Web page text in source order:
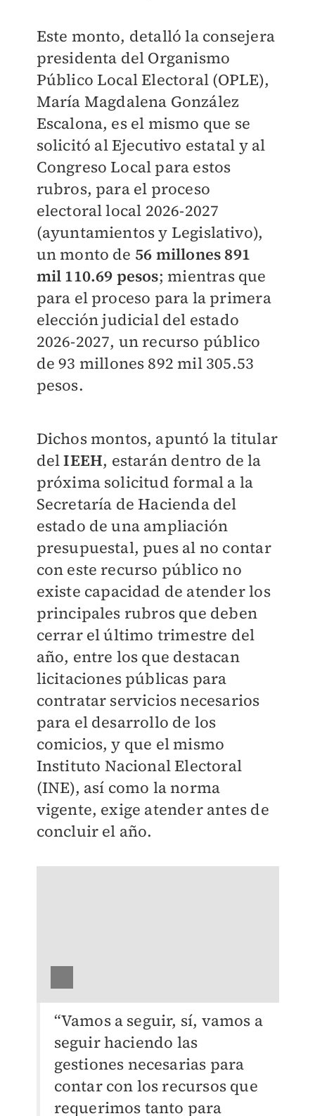
Este monto, detalló la consejera
presidenta del Organismo
Público Local Electoral (OPLE),
María Magdalena González
Escalona, es el mismo que se
solicitó al Ejecutivo estatal y al
Congreso Local para estos
rubros, para el proceso
electoral local 2026-2027
(ayuntamientos y Legislativo),
un monto de 56 millones 891
mil 110.69 pesos; mientras que
para el proceso para la primera
elección judicial del estado
2026-2027, un recurso público
de 93 millones 892 mil 305.53
pesos.
Dichos montos, apuntó la titular
delIEEH, estarán dentro de la
próxima solicitud formal a la
Secretaría de Hacienda del
estado de una ampliación
presupuestal, pues al no contar
con este recurso público no
existe capacidad de atender los
principales rubros que deben
cerrar el último trimestre del
año, entre los que destacan
licitaciones públicas para
contratar servicios necesarios
para el desarrollo de los
comicios, y que el mismo
Instituto Nacional Electoral
(INE), así como la norma
vigente, exige atender antes de
concluir el año.
“Vamos a seguir, sí, vamos a
seguir haciendo las
gestiones necesarias para
contar con los recursos que
requerimos tanto para